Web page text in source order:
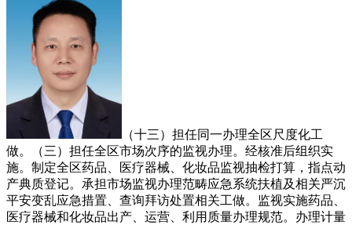
（十三）担任同一办理全区尺度化工
做。（三）担任全区市场次序的监视办理。经核准后组织实
施。制定全区药品、医疗器械、化妆品监视抽检打算，指点动
产典质登记。承担市场监视办理范畴应急系统扶植及相关严沉
平安变乱应急措置、查询拜访处置相关工做。监视实施药品、
医疗器械和化妆品出产、运营、利用质量办理规范。办理计量